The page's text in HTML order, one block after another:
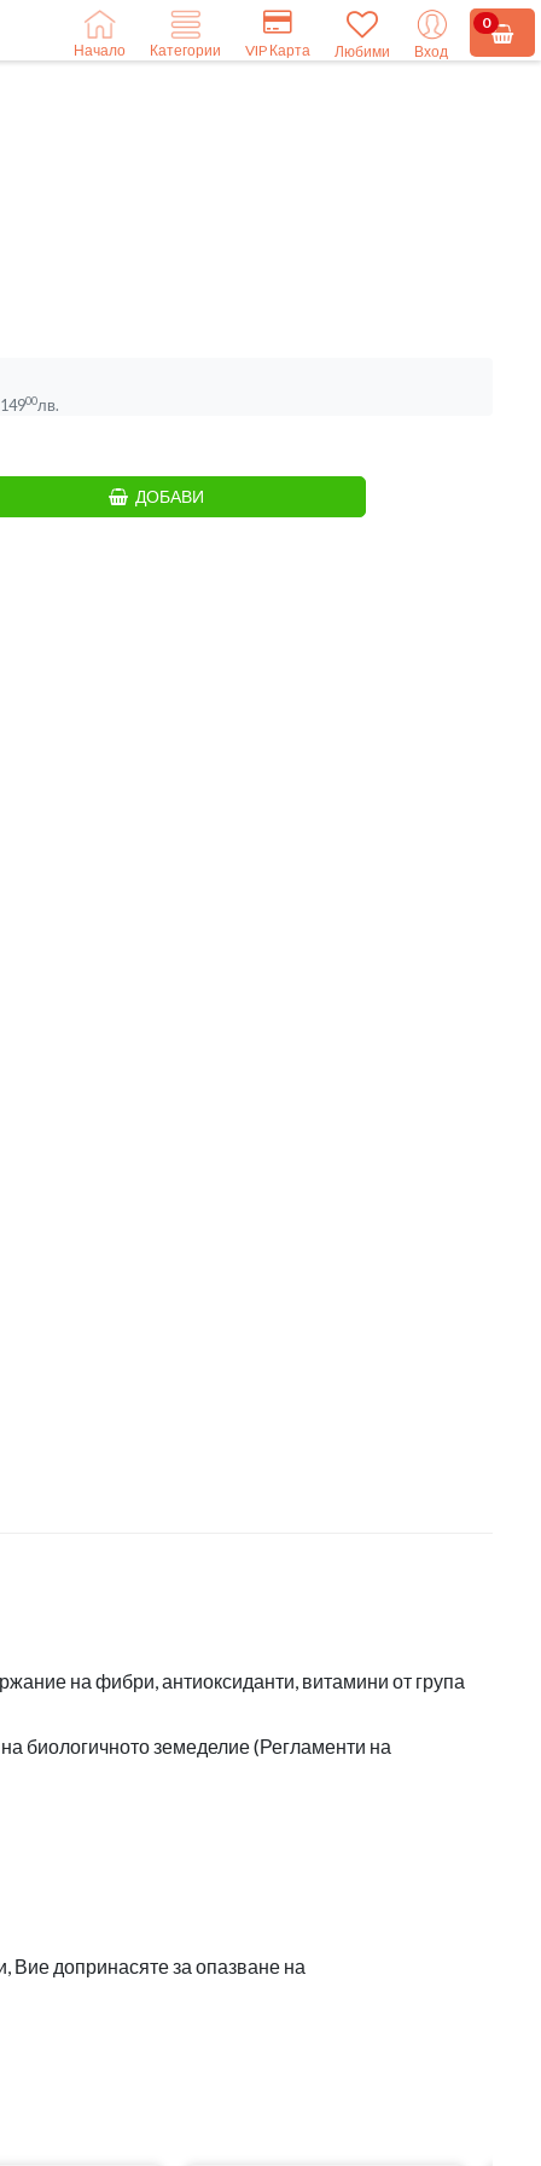
Начало Категории VIP Карта Любими Вход
0
14900лв.
ДОБАВИ
на фибри, антиоксиданти, витамини от група
биологичното земеделие (Регламенти на
Вие допринасяте за опазване на